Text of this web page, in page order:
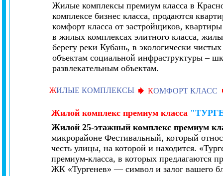
Жилые комплексы премиум класса в
комплексе бизнес класса, продаются
комфорт класса от застройщиков,
в жилых комплексах элитного класса,
берегу реки Кубань, в экологически
объектам социальной инфраструктуры –
развлекательным объектам.
ЖИЛЫЕ КОМПЛЕКСЫ КОМФОРТ КЛАСС
Жилой комплекс премиум класса
Жилой 25-этажный комплекс премиум
микрорайоне Фестивальный, который
честь улицы, на которой и находится.
премиум-класса, в которых предлагаются
ЖК «Тургенев» — символ и залог вашего